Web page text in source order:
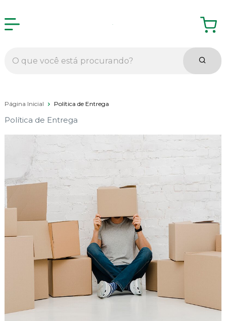
Página Inicial Política de Entrega
Política de Entrega